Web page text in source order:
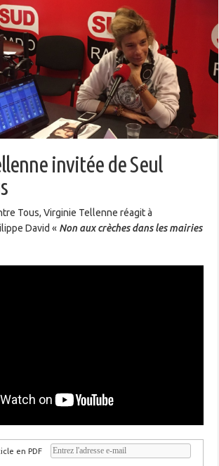
invitée de Seul
Tous, Virginie Tellenne réagit à
David « Non aux crèches dans les mairies
en PDF